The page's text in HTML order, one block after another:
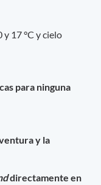
17 °C y cielo
para ninguna
y la
directamente en